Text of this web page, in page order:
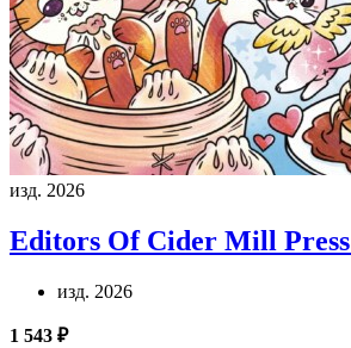
изд. 2026
Editors Of Cider Mill Press
изд. 2026
1 543 ₽